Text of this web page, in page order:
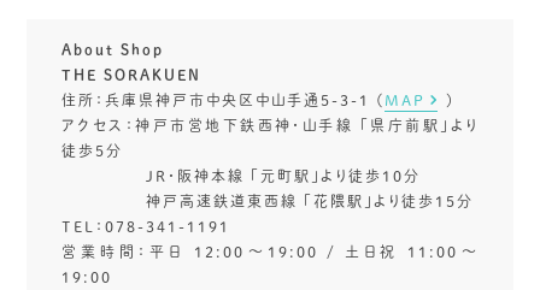
About Shop
THE SORAKUEN
住所：兵庫県神戸市中央区中山手通5-3-1 ( MAP
)
アクセス：神戸市営地下鉄西神・山手線 「県庁前駅」より
徒歩5分
JR・阪神本線 「元町駅」より徒歩10分
神戸高速鉄道東西線 「花隈駅」より徒歩15分
TEL：078-341-1191
営業時間：平日 12:00～19:00 / 土日祝 11:00～
19:00